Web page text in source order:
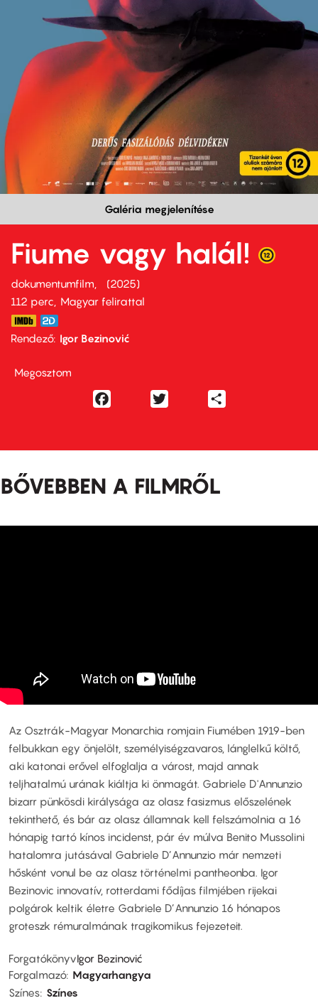
Galéria megjelenítése
Fiume vagy halál!
dokumentumfilm
2025
112 perc,
Magyar felirattal
Rendező Igor Bezinović
Megosztom
Facebook
BŐVEBBEN A FILMRŐL
Az Osztrák-Magyar Monarchia romjain Fiumében 1919-ben
felbukkan egy önjelölt, személyiségzavaros, lánglelkű költő,
aki katonai erővel elfoglalja a várost, majd annak
teljhatalmú urának kiáltja ki önmagát. Gabriele D'Annunzio
bizarr pünkösdi királysága az olasz fasizmus előszelének
tekinthető, és bár az olasz államnak kell felszámolnia a 16
hónapig tartó kínos incidenst, pár év múlva Benito Mussolini
hatalomra jutásával Gabriele D’Annunzio már nemzeti
hősként vonul be az olasz történelmi pantheonba. Igor
Bezinovic innovatív, rotterdami fődíjas filmjében rijekai
polgárok keltik életre Gabriele D’Annunzio 16 hónapos
groteszk rémuralmának tragikomikus fejezeteit.
ForgatókönyvIgor Bezinović
Forgalmazó Magyarhangya
Színes Színes